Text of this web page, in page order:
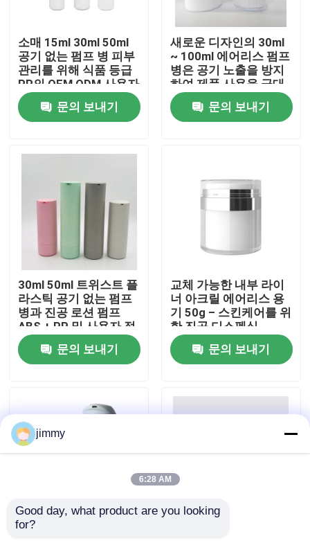
우리에 대하여
공장 여행
연락주세요
뉴스
소매 15ml 30ml 50ml
공기 없는 펌프 병 피부
관리를 위해 식품 등급
PP의 OEM ODM 사용자
정의
문의 보내기
새로운 디자인의 30ml
~ 100ml 에어리스 펌프
병은 공기 노출을 방지
하여 제품 사용을 극대
화합니다 위생적이며
스킨케어를 위한 손가
락 오염이 없습니다
문의 보내기
30ml 50ml 트위스트 플
라스틱 공기 없는 펌프
병과 진공 로션 펌프
ABS + PP 및 사용자 정
의 색상
문의 보내기
교체 가능한 내부 라이
너 아크릴 에어리스 용
기 50g – 스킨케어를 위
한 진공 디스펜싱
문의 보내기
피부 관리 및 화장품용
jimmy
6:28 AM
Good day, what product are you looking
for?